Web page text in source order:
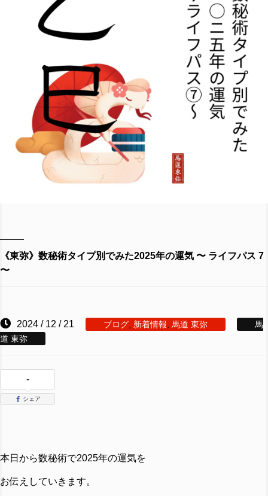
《東弥》数秘術タイプ別でみた2025年の運気 〜 ライフパス 7
〜
2024 / 12 / 21 ブログ 新着情報 馬道 東弥
馬
道 東弥
-
シェア
本日から数秘術で2025年の運気を
お伝えしていきます。